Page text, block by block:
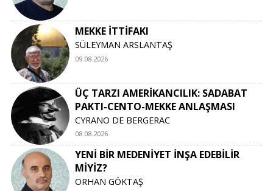
MEKKE İTTİFAKI
SÜLEYMAN ARSLANTAŞ
09.08.2026
ÜÇ TARZI AMERİKANCILIK: SADABAT
PAKTI-CENTO-MEKKE ANLAŞMASI
CYRANO DE BERGERAC
08.08.2026
YENİ BİR MEDENİYET İNŞA EDEBİLİR
MİYİZ?
ORHAN GÖKTAŞ